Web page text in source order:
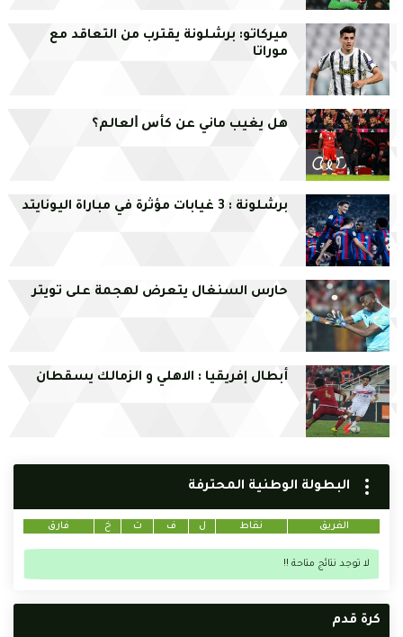
ميركاتو: برشلونة يقترب من التعاقد مع
موراتا
ﻫﻞ ﻳﻐﻴﺐ ﻣﺎﻧﻲ ﻋﻦ ﻛﺄﺱ ﺍﻟﻌﺎﻟﻢ؟
برشلونة : 3 غيابات مؤثرة في مباراة اليونايتد
حارس السنغال يتعرض لهجمة على تويتر
أبطال إفريقيا : الاهلي و الزمالك يسقطان
البطولة الوطنية المحترفة
الفريق نقاط ل ف ت خ فارق
لا توجد نتائج متاحة !!
كرة قدم